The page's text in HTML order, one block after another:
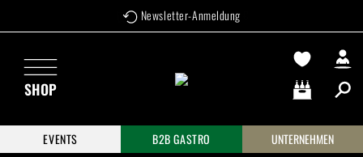
Zum Hauptinhalt springen Newsletter-Anmeldung
SHOP
Warenkorb
EVENTS
B2B GASTRO UNTERNEHMEN